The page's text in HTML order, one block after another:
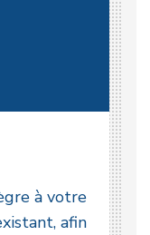
à votre
afin